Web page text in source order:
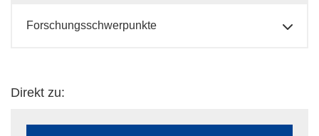
Forschungsschwerpunkte
Direkt zu: